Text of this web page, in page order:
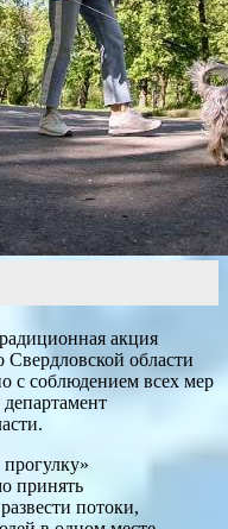
акция
Свердловской области
с соблюдением всех мер
принять
потоки,